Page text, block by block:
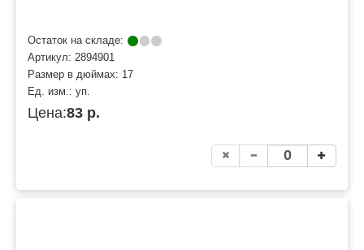
Остаток на складе:
Артикул: 2894901
Размер в дюймах: 17
Ед. изм.: уп.
Цена:83 р.